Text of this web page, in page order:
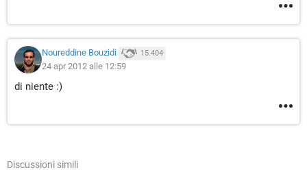
Noureddine Bouzidi 15.404
24 apr 2012 alle 12:59
di niente :)
Discussioni simili